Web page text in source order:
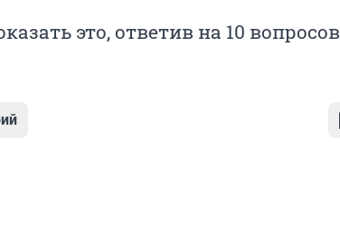
это, ответив на 10 вопросов